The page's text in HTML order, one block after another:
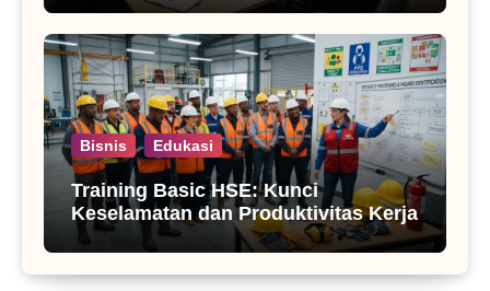
Bisnis Edukasi
Training Basic HSE: Kunci
Keselamatan dan Produktivitas Kerja